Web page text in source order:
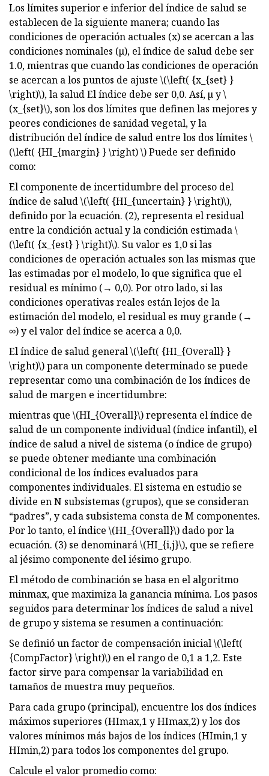
Los límites superior e inferior del índice de salud se
establecen de la siguiente manera; cuando las
condiciones de operación actuales (x) se acercan a las
condiciones nominales (μ), el índice de salud debe ser
1.0, mientras que cuando las condiciones de operación
se acercan a los puntos de ajuste \(\left( {x_{set} }
\right)\), la salud El índice debe ser 0,0. Así, µ y \
(x_{set}\), son los dos límites que definen las mejores y
peores condiciones de sanidad vegetal, y la
distribución del índice de salud entre los dos límites \
(\left( {HI_{margin} } \right) \) Puede ser definido
como:
El componente de incertidumbre del proceso del
índice de salud \(\left( {HI_{uncertain} } \right)\),
definido por la ecuación. (2), representa el residual
entre la condición actual y la condición estimada \
(\left( {x_{est} } \right)\). Su valor es 1,0 si las
condiciones de operación actuales son las mismas que
las estimadas por el modelo, lo que significa que el
residual es mínimo (→ 0,0). Por otro lado, si las
condiciones operativas reales están lejos de la
estimación del modelo, el residual es muy grande (→
∞) y el valor del índice se acerca a 0,0.
El índice de salud general \(\left( {HI_{Overall} }
\right)\) para un componente determinado se puede
representar como una combinación de los índices de
salud de margen e incertidumbre:
mientras que \(HI_{Overall}\) representa el índice de
salud de un componente individual (índice infantil), el
índice de salud a nivel de sistema (o índice de grupo)
se puede obtener mediante una combinación
condicional de los índices evaluados para
componentes individuales. El sistema en estudio se
divide en N subsistemas (grupos), que se consideran
“padres”, y cada subsistema consta de M componentes.
Por lo tanto, el índice \(HI_{Overall}\) dado por la
ecuación. (3) se denominará \(HI_{i,j}\), que se refiere
al jésimo componente del iésimo grupo.
El método de combinación se basa en el algoritmo
minmax, que maximiza la ganancia mínima. Los pasos
seguidos para determinar los índices de salud a nivel
de grupo y sistema se resumen a continuación:
Se definió un factor de compensación inicial \(\left(
{CompFactor} \right)\) en el rango de 0,1 a 1,2. Este
factor sirve para compensar la variabilidad en
tamaños de muestra muy pequeños.
Para cada grupo (principal), encuentre los dos índices
máximos superiores (HImax,1 y HImax,2) y los dos
valores mínimos más bajos de los índices (HImin,1 y
HImin,2) para todos los componentes del grupo.
Calcule el valor promedio como: